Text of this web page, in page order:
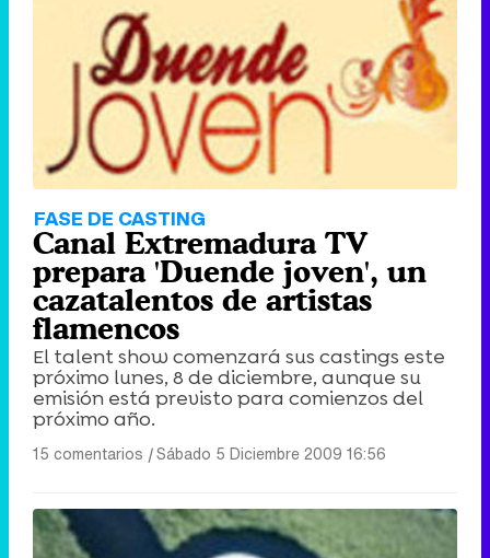
Tráiler de '33 días', la nueva serie de Atresplayer con Julián Villagrán y José Manuel Poga
FASE DE CASTING
Canal Extremadura TV
prepara 'Duende joven', un
cazatalentos de artistas
flamencos
El talent show comenzará sus castings este
próximo lunes, 8 de diciembre, aunque su
emisión está previsto para comienzos del
próximo año.
15 comentarios |Sábado 5 Diciembre 2009 16:56